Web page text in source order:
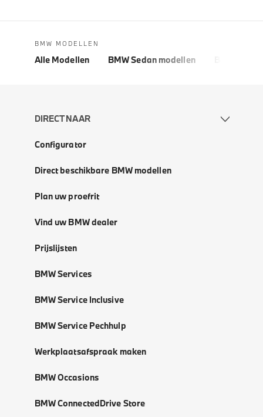
BMW MODELLEN
Alle Modellen BMW Sedan modellen
DIRECT NAAR
Configurator
Direct beschikbare BMW modellen
Plan uw proefrit
Vind uw BMW dealer
Prijslijsten
BMW Services
BMW Service Inclusive
BMW Service Pechhulp
Werkplaatsafspraak maken
BMW Occasions
BMW ConnectedDrive Store